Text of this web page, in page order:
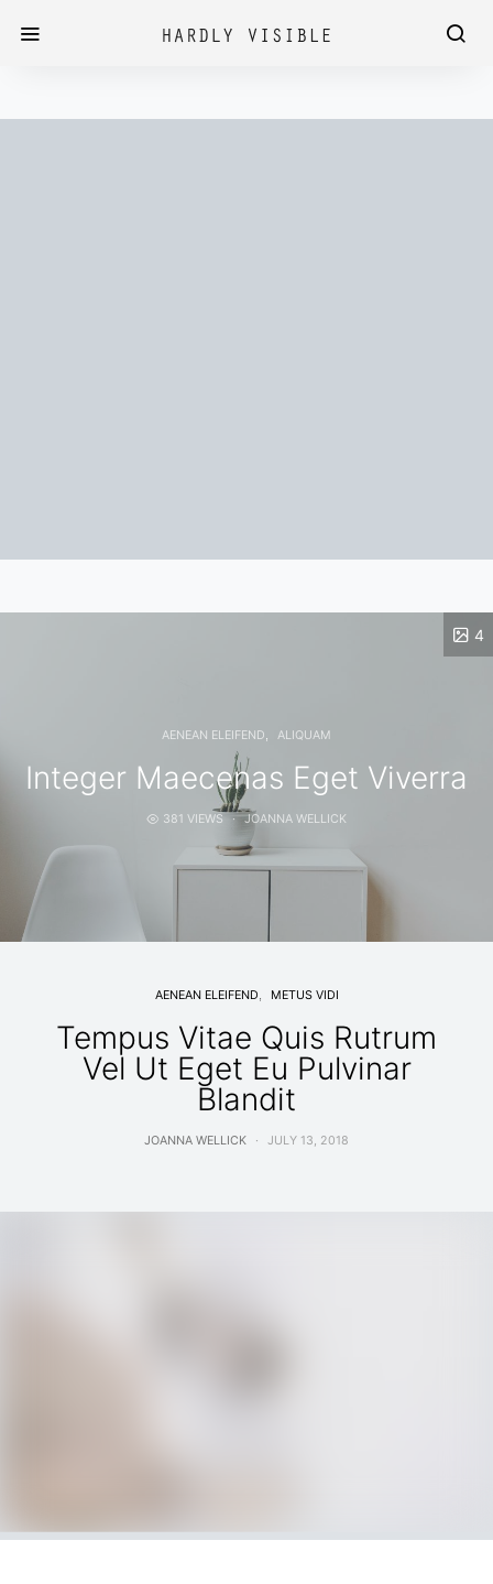
4
AENEAN ELEIFEND ALIQUAM
Integer Maecenas Eget Viverra
381 VIEWS JOANNA WELLICK
AENEAN ELEIFEND METUS VIDI
Tempus Vitae Quis Rutrum
Vel Ut Eget Eu Pulvinar
Blandit
JOANNA WELLICK JULY 13, 2018